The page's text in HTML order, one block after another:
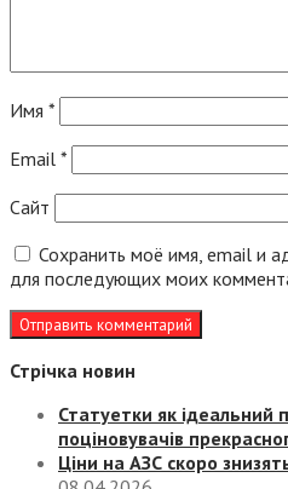
Имя *
Email *
Сайт
Сохранить моё имя, email и
для последующих моих
Стрічка новин
Статуетки як ідеальний
поціновувачів
Ціни на АЗС скоро